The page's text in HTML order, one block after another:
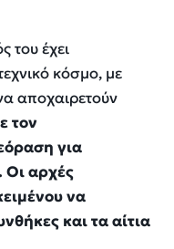
του έχει
κόσμο, με
αποχαιρετούν
τον
για
Οι αρχές
να
και τα αίτια